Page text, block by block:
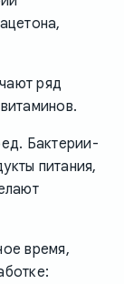
ряд
Бактерии-
питания,
время,